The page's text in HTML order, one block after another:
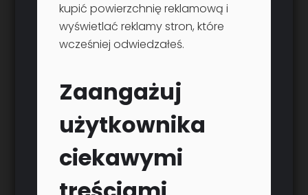
kupić powierzchnię reklamową i
wyświetlać reklamy stron, które
wcześniej odwiedzałeś.
Zaangażuj
użytkownika
ciekawymi